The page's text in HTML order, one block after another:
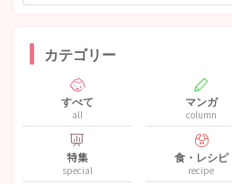
カテゴリー
すべて
all
マンガ
column
特集
special
食・レシピ
recipe